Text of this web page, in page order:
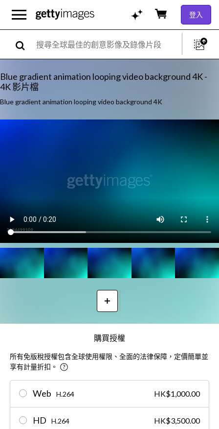
登入
Blue gradient animation looping video background 4K -
4K 影片檔
Blue gradient animation looping video background 4K
購買授權
所有免版稅授權包含全球使用權限、全面的法律保障，定價簡單並
享有計量折扣。
Web H.264 HK$1,000.00
HD H.264 HK$3,500.00